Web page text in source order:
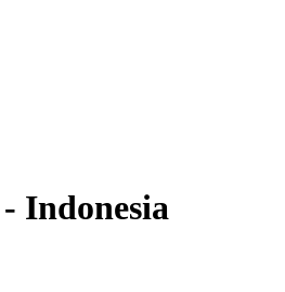
- Indonesia